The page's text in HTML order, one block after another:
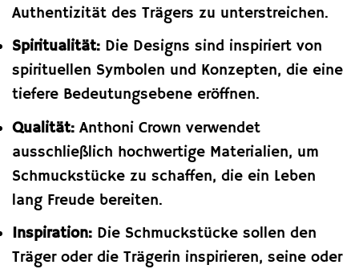
Authentizität des Trägers zu unterstreichen.
Spiritualität: Die Designs sind inspiriert von
spirituellen Symbolen und Konzepten, die eine
tiefere Bedeutungsebene eröffnen.
Qualität: Anthoni Crown verwendet
ausschließlich hochwertige Materialien, um
Schmuckstücke zu schaffen, die ein Leben
lang Freude bereiten.
Inspiration: Die Schmuckstücke sollen den
Träger oder die Trägerin inspirieren, seine oder